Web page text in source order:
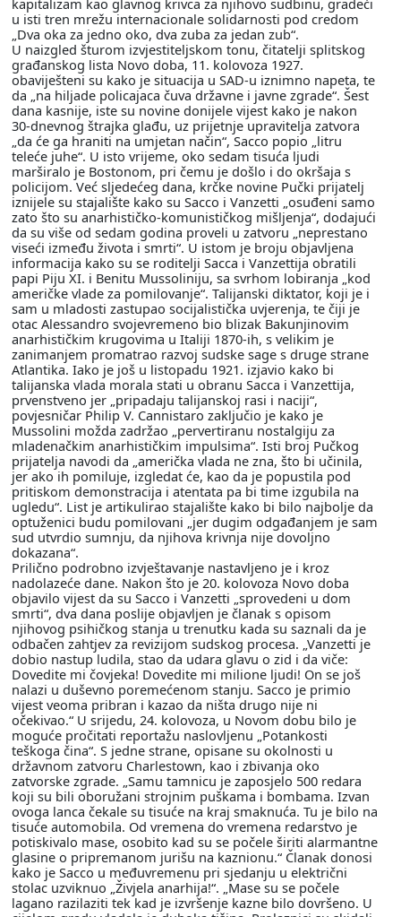
u isti tren mrežu internacionale solidarnosti pod credom
„Dva oka za jedno oko, dva zuba za jedan zub“.
U naizgled šturom izvjestiteljskom tonu, čitatelji splitskog
građanskog lista Novo doba, 11. kolovoza 1927.
obaviješteni su kako je situacija u SAD-u iznimno napeta, te
da „na hiljade policajaca čuva državne i javne zgrade“. Šest
dana kasnije, iste su novine donijele vijest kako je nakon
30-dnevnog štrajka glađu, uz prijetnje upravitelja zatvora
„da će ga hraniti na umjetan način“, Sacco popio „litru
teleće juhe“. U isto vrijeme, oko sedam tisuća ljudi
marširalo je Bostonom, pri čemu je došlo i do okršaja s
policijom. Već sljedećeg dana, krčke novine Pučki prijatelj
iznijele su stajalište kako su Sacco i Vanzetti „osuđeni samo
zato što su anarhističko-komunističkog mišljenja“, dodajući
da su više od sedam godina proveli u zatvoru „neprestano
viseći između života i smrti“. U istom je broju objavljena
informacija kako su se roditelji Sacca i Vanzettija obratili
papi Piju XI. i Benitu Mussoliniju, sa svrhom lobiranja „kod
američke vlade za pomilovanje“. Talijanski diktator, koji je i
sam u mladosti zastupao socijalistička uvjerenja, te čiji je
otac Alessandro svojevremeno bio blizak Bakunjinovim
anarhističkim krugovima u Italiji 1870-ih, s velikim je
zanimanjem promatrao razvoj sudske sage s druge strane
Atlantika. Iako je još u listopadu 1921. izjavio kako bi
talijanska vlada morala stati u obranu Sacca i Vanzettija,
prvenstveno jer „pripadaju talijanskoj rasi i naciji“,
povjesničar Philip V. Cannistaro zaključio je kako je
Mussolini možda zadržao „pervertiranu nostalgiju za
mladenačkim anarhističkim impulsima“. Isti broj Pučkog
prijatelja navodi da „američka vlada ne zna, što bi učinila,
jer ako ih pomiluje, izgledat će, kao da je popustila pod
pritiskom demonstracija i atentata pa bi time izgubila na
ugledu“. List je artikulirao stajalište kako bi bilo najbolje da
optuženici budu pomilovani „jer dugim odgađanjem je sam
sud utvrdio sumnju, da njihova krivnja nije dovoljno
dokazana“.
Prilično podrobno izvještavanje nastavljeno je i kroz
nadolazeće dane. Nakon što je 20. kolovoza Novo doba
objavilo vijest da su Sacco i Vanzetti „sprovedeni u dom
smrti“, dva dana poslije objavljen je članak s opisom
njihovog psihičkog stanja u trenutku kada su saznali da je
odbačen zahtjev za revizijom sudskog procesa. „Vanzetti je
dobio nastup ludila, stao da udara glavu o zid i da viče:
Dovedite mi čovjeka! Dovedite mi milione ljudi! On se još
nalazi u duševno poremećenom stanju. Sacco je primio
vijest veoma pribran i kazao da ništa drugo nije ni
očekivao.“ U srijedu, 24. kolovoza, u Novom dobu bilo je
moguće pročitati reportažu naslovljenu „Potankosti
teškoga čina“. S jedne strane, opisane su okolnosti u
državnom zatvoru Charlestown, kao i zbivanja oko
zatvorske zgrade. „Samu tamnicu je zaposjelo 500 redara
koji su bili oboružani strojnim puškama i bombama. Izvan
ovoga lanca čekale su tisuće na kraj smaknuća. Tu je bilo na
tisuće automobila. Od vremena do vremena redarstvo je
potiskivalo mase, osobito kad su se počele širiti alarmantne
glasine o pripremanom jurišu na kaznionu.“ Članak donosi
kako je Sacco u međuvremenu pri sjedanju u električni
stolac uzviknuo „Živjela anarhija!“. „Mase su se počele
lagano razilaziti tek kad je izvršenje kazne bilo dovršeno. U